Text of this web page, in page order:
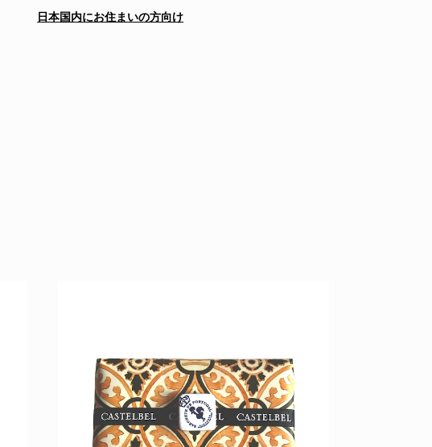
日本国内にお住まいの方向け